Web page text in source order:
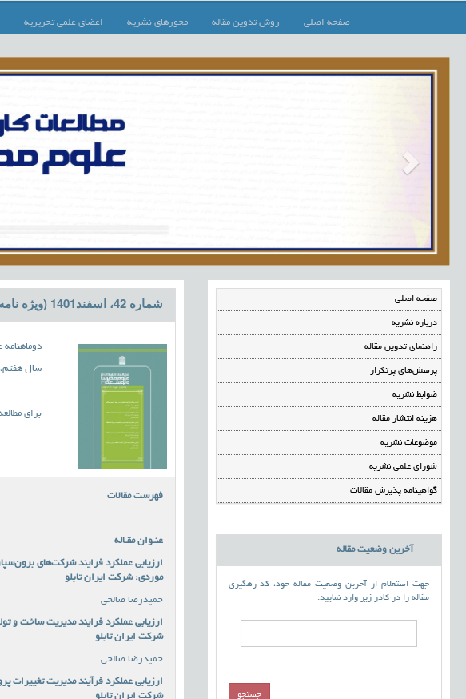
صفحه اصلی روش تدوین مقاله محورهای نشریه اعضای علمی تحریریه
صفحه اصلی
درباره نشریه
راهنمای تدوین مقاله
پرسش‌های پرتکرار
ضوابط نشریه
هزینه انتشار مقاله
موضوعات نشریه
شورای علمی نشریه
گواهینامه پذیرش مقالات
آخرین وضعیت مقاله
جهت استعلام از آخرین وضعیت مقاله خود، کد رهگیری
مقاله را در کادر زیر وارد نمایید.
شماره 42، اسفند1401 (ویژه نامه)
سال هفتم، شماره 8 (پیاپی: 42)،
برای
فهرست مقالات
عنـوان مقـاله
ارزیابی عملکرد فرایند شرکت‌های
موردی: شرکت ایران تابلو
حمیدرضا صالحی
ارزیابی عملکرد فرایند مدیریت ساخت و
شرکت ایران تابلو
حمیدرضا صالحی
ارزیابی عملکرد فرآیند مدیریت تغییرات
شرکت ایران تابلو